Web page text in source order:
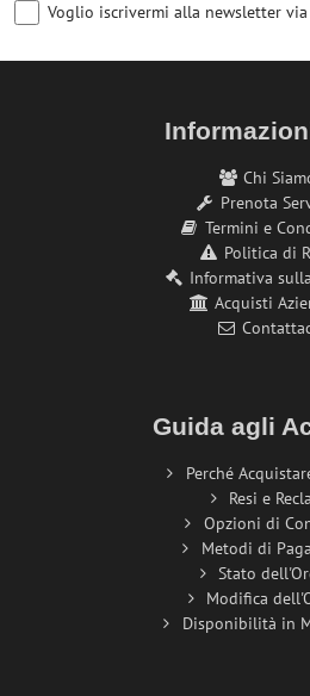
Voglio iscrivermi alla newsletter
Chi
Prenota
Termini e
Politica di
Informativa
Acquisti
Guida agli
Perché
Resi e
Opzioni di
Metodi di
Stato
Modifica
Disponibilità in